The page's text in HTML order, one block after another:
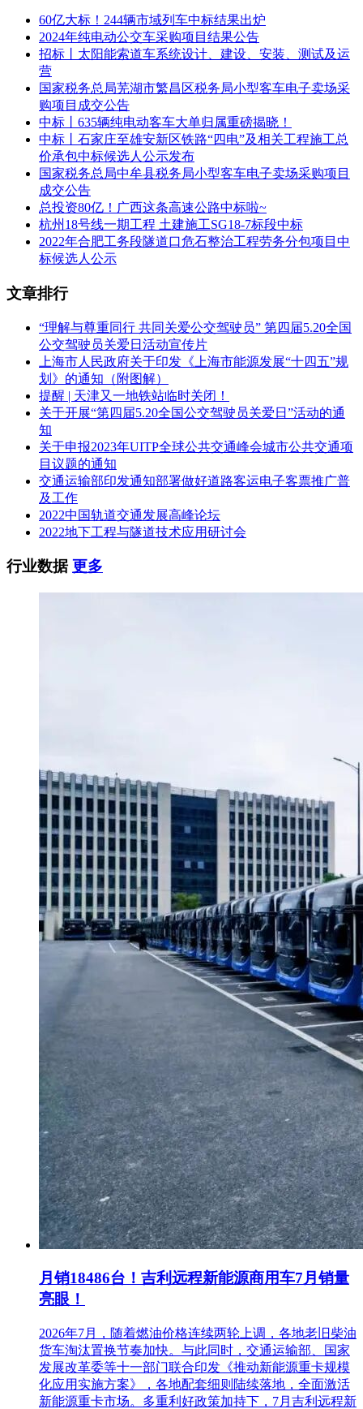
1.满足《中华人民共和国政府采购法》第二十二条规定；
2.落实政府采购政策需满足的资格要求：
本项目落实促进中小企业发展、支持监狱企业发展、促进残疾
人就业、节能和环境标志产品等政府采购政策
3.本项目的特定资格要求：无
三、获取招标文件
时间：2023年06月21日 至2023年06月28日，每天上午9:00至
11:30，下午14:30至17:30。（北京时间，法定节假日除外）
地点：抚州市南丰县宏恒商业街宏恒花园25栋2号店面
照副本（复印件加盖公章）2、法定代表人身份证或法人授权
售价：￥0.0 元，本公告包含的招标文件售价总和
四、提交投标文件截止时间、开标时间和地点
提交投标文件截止时间：2023年07月13日 15点00分（北京时
间）
开标时间：2023年07月13日 15点00分（北京时间）
地点：抚州市公共资源交易中心南丰分中心（地址：抚州市南
丰县桔文化传播中心4楼）
五、公告期限
自本公告发布之日起5个工作日。
联系方式：何先生13870442295
2.采购代理机构信息
名 称：江西华灏工程造价咨询有限公司
地址：抚州市赣东大道1988号GD名人国际A栋17楼-3-4室
联系方式：小花13879485092
3.项目联系方式
项目联系人：小花
60亿大标！244辆市域列车中标结果出炉
2024年纯电动公交车采购项目结果公告
招标丨太阳能索道车系统设计、建设、安装、测试及运
营
国家税务总局芜湖市繁昌区税务局小型客车电子卖场采
购项目成交公告
中标丨635辆纯电动客车大单归属重磅揭晓！
中标丨石家庄至雄安新区铁路“四电”及相关工程施工总
价承包中标候选人公示发布
国家税务总局中牟县税务局小型客车电子卖场采购项目
成交公告
总投资80亿！广西这条高速公路中标啦~
杭州18号线一期工程 土建施工SG18-7标段中标
2022年合肥工务段隧道口危石整治工程劳务分包项目中
标候选人公示
文章排行
“理解与尊重同行 共同关爱公交驾驶员” 第四届5.20全国
公交驾驶员关爱日活动宣传片
上海市人民政府关于印发《上海市能源发展“十四五”规
划》的通知（附图解）
提醒 | 天津又一地铁站临时关闭！
关于开展“第四届5.20全国公交驾驶员关爱日”活动的通
知
关于申报2023年UITP全球公共交通峰会城市公共交通项
目议题的通知
交通运输部印发通知部署做好道路客运电子客票推广普
及工作
2022中国轨道交通发展高峰论坛
2022地下工程与隧道技术应用研讨会
行业数据更多
月销18486台！吉利远程新能源商用车7月销量
亮眼！
2026年7月，随着燃油价格连续两轮上调，各地老旧柴油
货车淘汰置换节奏加快。与此同时，交通运输部、国家
发展改革委等十一部门联合印发《推动新能源重卡规模
化应用实施方案》，各地配套细则陆续落地，全面激活
新能源重卡市场。多重利好政策加持下，7月吉利远程新